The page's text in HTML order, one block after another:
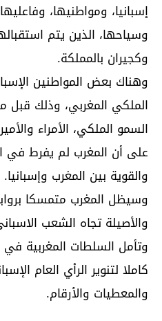
إسبانيا، ومواطنيها،
وسياحها، الذين يتم
وكجيران بالمملكة.
وهناك بعض المواطنين
الملكي المغربي، وذلك قبل
السمو الملكي، الأمراء
على أن المغرب لم يفرط في
والقوية بين المغرب وإسبانيا.
وسيظل المغرب متمسكا
والأصيلة تجاه الشعب
وتأمل السلطات المغربية في
كاملا لتنوير الرأي العام
والمعطيات والأرقام.